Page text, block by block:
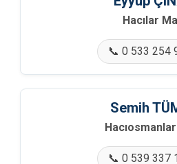
Hacılar
📞 0 533 254
Semih
📞 0 539 337